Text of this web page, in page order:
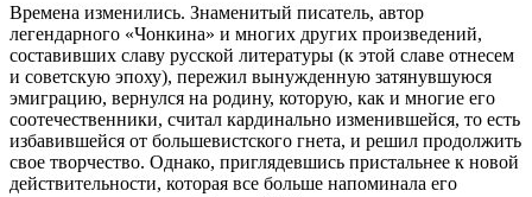
Времена изменились. Знаменитый писатель, автор
легендарного «Чонкина» и многих других произведений,
составивших славу русской литературы (к этой славе отнесем
и советскую эпоху), пережил вынужденную затянувшуюся
эмиграцию, вернулся на родину, которую, как и многие его
соотечественники, считал кардинально изменившейся, то есть
избавившейся от большевистского гнета, и решил продолжить
свое творчество. Однако, приглядевшись пристальнее к новой
действительности, которая все больше напоминала его